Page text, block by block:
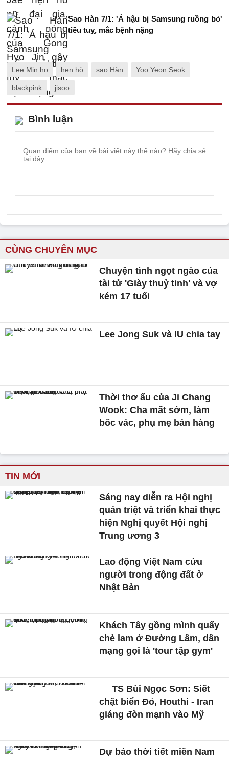
Sao Hàn 7/1: 'Á hậu bị Samsung ruồng bỏ'
tiều tuỵ, mắc bệnh nặng
Lee Min ho hẹn hò sao Hàn Yoo Yeon Seok
blackpink jisoo
Bình luận
CÙNG CHUYÊN MỤC
Chuyện tình ngọt ngào của
tài tử 'Giày thuỷ tinh' và vợ
kém 17 tuổi
Lee Jong Suk và IU chia tay
Thời thơ ấu của Ji Chang
Wook: Cha mất sớm, làm
bốc vác, phụ mẹ bán hàng
TIN MỚI
Sáng nay diễn ra Hội nghị
quán triệt và triển khai thực
hiện Nghị quyết Hội nghị
Trung ương 3
Lao động Việt Nam cứu
người trong động đất ở
Nhật Bản
Khách Tây gồng mình quấy
chè lam ở Đường Lâm, dân
mạng gọi là 'tour tập gym'
TS Bùi Ngọc Sơn: Siết
chặt biển Đỏ, Houthi - Iran
giáng đòn mạnh vào Mỹ
Dự báo thời tiết miền Nam